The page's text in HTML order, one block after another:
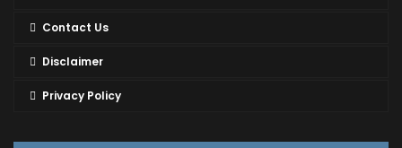
Contact Us
Disclaimer
Privacy Policy